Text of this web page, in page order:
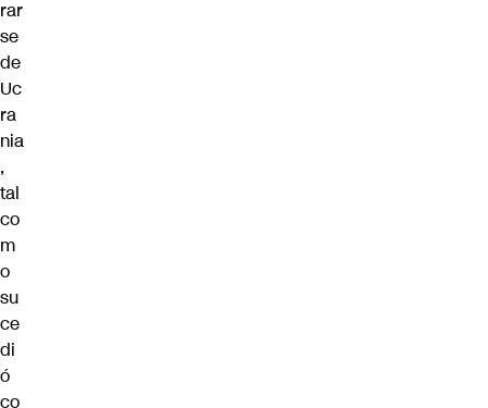
rar
se
de
Uc
ra
nia
,
tal
co
m
o
su
ce
di
ó
co